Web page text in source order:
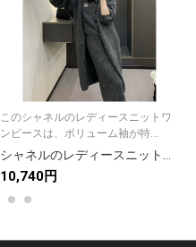
このシャネルのレディースニットワ
ンピースは、ボリューム袖が特...
10,740円